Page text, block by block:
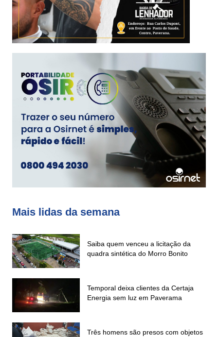
Mais lidas da semana
Saiba quem venceu a licitação da
quadra sintética do Morro Bonito
Temporal deixa clientes da Certaja
Energia sem luz em Paverama
Três homens são presos com objetos